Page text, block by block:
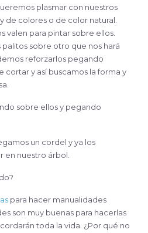
plasmar con nuestros
de colores o de color natural.
valen para pintar sobre ellos.
sobre otro que nos hará
reforzarlos pegando
cortar y así buscamos la forma y
sobre ellos y pegando
un cordel y ya los
en nuestro árbol.
para hacer manualidades
son muy buenas para hacerlas
toda la vida. ¿Por qué no